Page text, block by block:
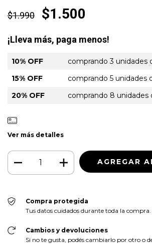
$1.990 $1.500
¡Lleva más, paga menos!
10% OFF
comprando 3 unidades
15% OFF
comprando 5 unidades
20% OFF
comprando 8 unidades
Ver más detalles
Compra protegida
Tus datos cuidados durante toda la compra.
Cambios y devoluciones
Si no te gusta, podés cambiarlo por otro o